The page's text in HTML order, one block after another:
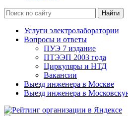
Услуги электролаборатории
Вопросы и ответы
ПУЭ 7 издание
ПТЭЭП 2003 года
Циркуляры и НТД
Вакансии
Выезд инженера в Москве
Выезд инженера в